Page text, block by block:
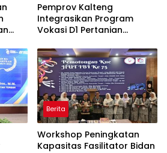
Pemprov Kalteng
Integrasikan Program
Vokasi D1 Pertanian
Berita
Workshop Peningkatan
Kapasitas Fasilitator Bidan